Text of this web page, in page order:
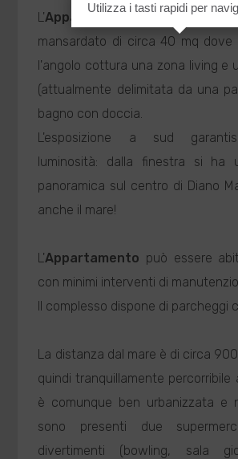
INVIA
L'Appartamentoè composto da
mansardato di circa 40 mq
l'angolo cottura una zona living e
(attualmente delimitata da una
bagno con doccia.
L'esposizione a sud
luminosità: dalla finestra si ha
panoramica sul centro di Diano
anche il mare!
L'Appartamento può essere
con minimi interventi di
Il complesso dispone di parcheggi
La distanza dal mare è di circa
quindi tranquillamente percorribile
è comunque ben urbanizzata e
sono presenti due
divertimenti (bowling, sala
Utilizza i tasti rapidi per